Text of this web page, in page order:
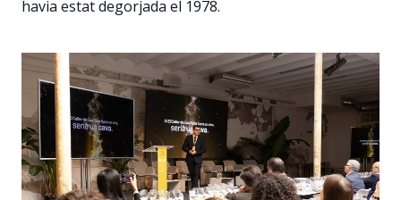
havia estat degorjada el 1978.